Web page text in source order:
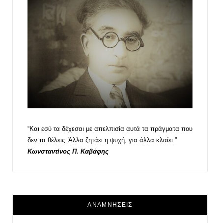
“Και εσύ τα δέχεσαι με απελπισία αυτά τα πράγματα που
δεν τα θέλεις. Άλλα ζητάει η ψυχή, για άλλα κλαίει.”
Κωνσταντίνος Π. Καβάφης
ΑΝΑΜΝΗΣΕΙΣ